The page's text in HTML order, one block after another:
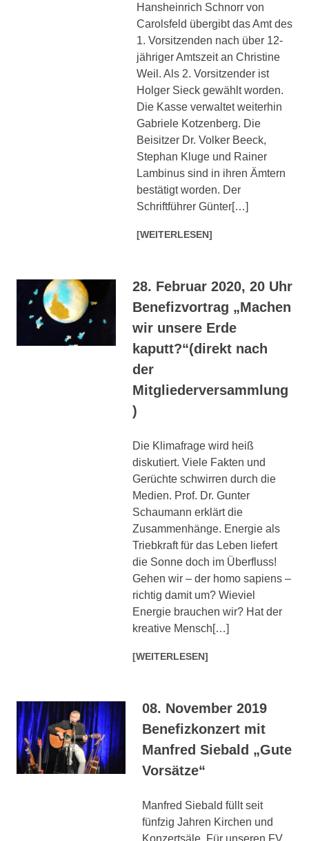
Hansheinrich Schnorr von
Carolsfeld übergibt das Amt des
1. Vorsitzenden nach über 12-
jähriger Amtszeit an Christine
Weil. Als 2. Vorsitzender ist
Holger Sieck gewählt worden.
Die Kasse verwaltet weiterhin
Gabriele Kotzenberg. Die
Beisitzer Dr. Volker Beeck,
Stephan Kluge und Rainer
Lambinus sind in ihren Ämtern
bestätigt worden. Der
Schriftführer Günter[…]
[WEITERLESEN]
28. Februar 2020, 20 Uhr
Benefizvortrag „Machen
wir unsere Erde
kaputt?“(direkt nach
der
Mitgliederversammlung
)
Die Klimafrage wird heiß
diskutiert. Viele Fakten und
Gerüchte schwirren durch die
Medien. Prof. Dr. Gunter
Schaumann erklärt die
Zusammenhänge. Energie als
Triebkraft für das Leben liefert
die Sonne doch im Überfluss!
Gehen wir – der homo sapiens –
richtig damit um? Wieviel
Energie brauchen wir? Hat der
kreative Mensch[…]
[WEITERLESEN]
08. November 2019
Benefizkonzert mit
Manfred Siebald „Gute
Vorsätze“
Manfred Siebald füllt seit
fünfzig Jahren Kirchen und
Konzertsäle. Für unseren FV